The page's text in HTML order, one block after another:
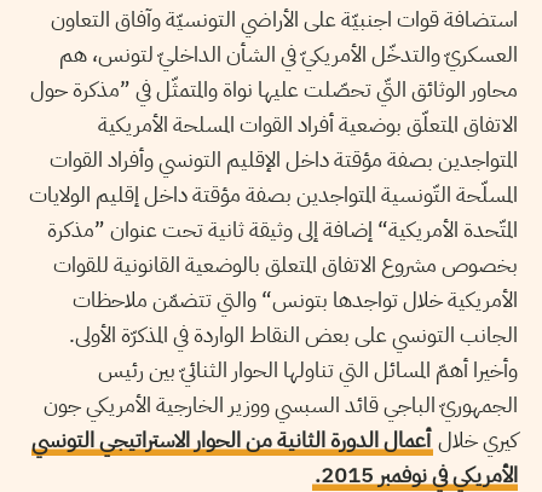
استضافة قوات اجنبيّة على الأراضي التونسيّة وآفاق التعاون
العسكريّ والتدخّل الأمريكيّ في الشأن الداخليّ لتونس، هم
محاور الوثائق التّي تحصّلت عليها نواة والمتمثّل في ”مذكرة حول
الاتفاق المتعلّق بوضعية أفراد القوات المسلحة الأمريكية
المتواجدين بصفة مؤقتة داخل الإقليم التونسي وأفراد القوات
المسلّحة التّونسية المتواجدين بصفة مؤقتة داخل إقليم الولايات
المتّحدة الأمريكية“ إضافة إلى وثيقة ثانية تحت عنوان ”مذكرة
بخصوص مشروع الاتفاق المتعلق بالوضعية القانونية للقوات
الأمريكية خلال تواجدها بتونس“ والتي تتضمّن ملاحظات
الجانب التونسي على بعض النقاط الواردة في المذكرّة الأولى.
وأخيرا أهمّ المسائل التي تناولها الحوار الثنائيّ بين رئيس
الجمهوريّ الباجي قائد السبسي ووزير الخارجية الأمريكي جون
كيريخلال أعمال الدورة الثانية من الحوار الاستراتيجي التونسي
الأمريكي في نوفمبر 2015.